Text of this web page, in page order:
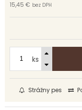
15,45 € bez DPH
ks
Strážny pes